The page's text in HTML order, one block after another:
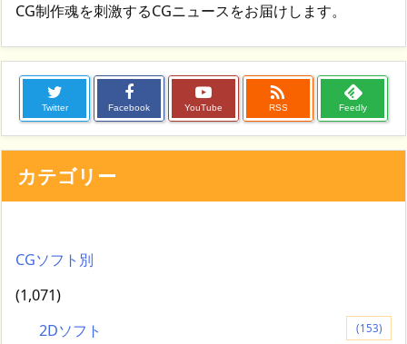
CG制作魂を刺激するCGニュースをお届けします。
Twitter Facebook YouTube

RSS Feedly
カテゴリー
CGソフト別
(1,071)
2Dソフト
(153)